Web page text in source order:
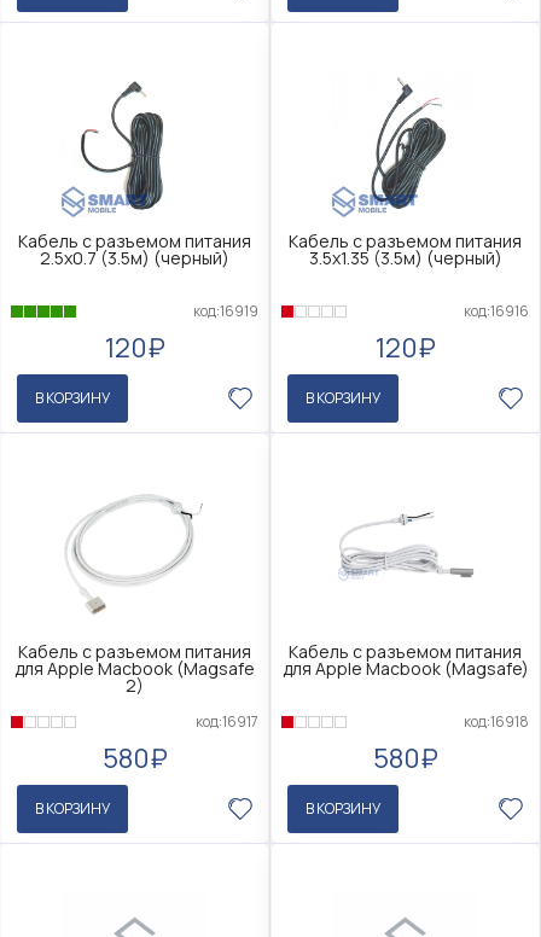
Кабель с разъемом питания
2.5x0.7 (3.5м) (черный)
код:16919
120₽
В КОРЗИНУ
Кабель с разъемом питания
3.5x1.35 (3.5м) (черный)
код:16916
120₽
В КОРЗИНУ
Кабель с разъемом питания
для Apple Macbook (Magsafe
2)
код:16917
580₽
В КОРЗИНУ
Кабель с разъемом питания
для Apple Macbook (Magsafe)
код:16918
580₽
В КОРЗИНУ